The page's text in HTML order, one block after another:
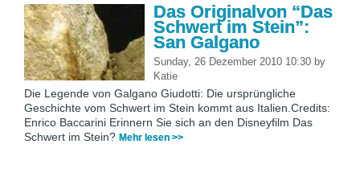
Das Originalvon “Das
Schwert im Stein”:
San Galgano
Sunday, 26 Dezember 2010 10:30 by
Katie
Die Legende von Galgano Giudotti: Die ursprüngliche
Geschichte vom Schwert im Stein kommt aus Italien.Credits:
Enrico Baccarini Erinnern Sie sich an den Disneyfilm Das
Schwert im Stein? Mehr lesen >>